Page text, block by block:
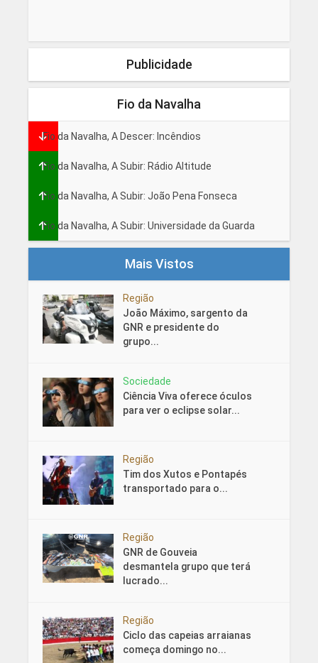
Publicidade
Fio da Navalha
Fio da Navalha, A Descer: Incêndios
Fio da Navalha, A Subir: Rádio Altitude
Fio da Navalha, A Subir: João Pena Fonseca
Fio da Navalha, A Subir: Universidade da Guarda
Mais Vistos
Região
João Máximo, sargento da
GNR e presidente do
grupo...
Sociedade
Ciência Viva oferece óculos
para ver o eclipse solar...
Região
Tim dos Xutos e Pontapés
transportado para o...
Região
GNR de Gouveia
desmantela grupo que terá
lucrado...
Região
Ciclo das capeias arraianas
começa domingo no...